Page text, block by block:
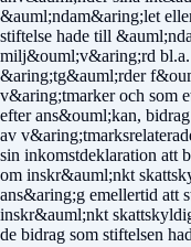
&auml;ndam&aring;let
stiftelse hade till
milj&ouml;v&aring;rd
&aring;tg&auml;rder
v&aring;tmarker och som
efter ans&ouml;kan,
av
sin inkomstdeklaration att
om inskr&auml;nkt
ans&aring;g emellertid att
inskr&auml;nkt
de bidrag som stiftelsen